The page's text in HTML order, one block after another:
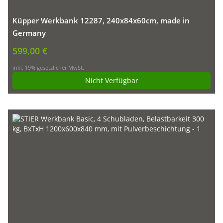
Küpper Werkbank 12287, 240x84x60cm, made in
Germany
599,00 €
inkl. 19% gesetzlicher MwSt.
Nicht Verfügbar